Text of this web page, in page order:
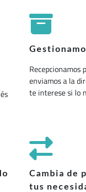
Recepcionamos
enviamos a la
te interese si lo
Cambia de
tus